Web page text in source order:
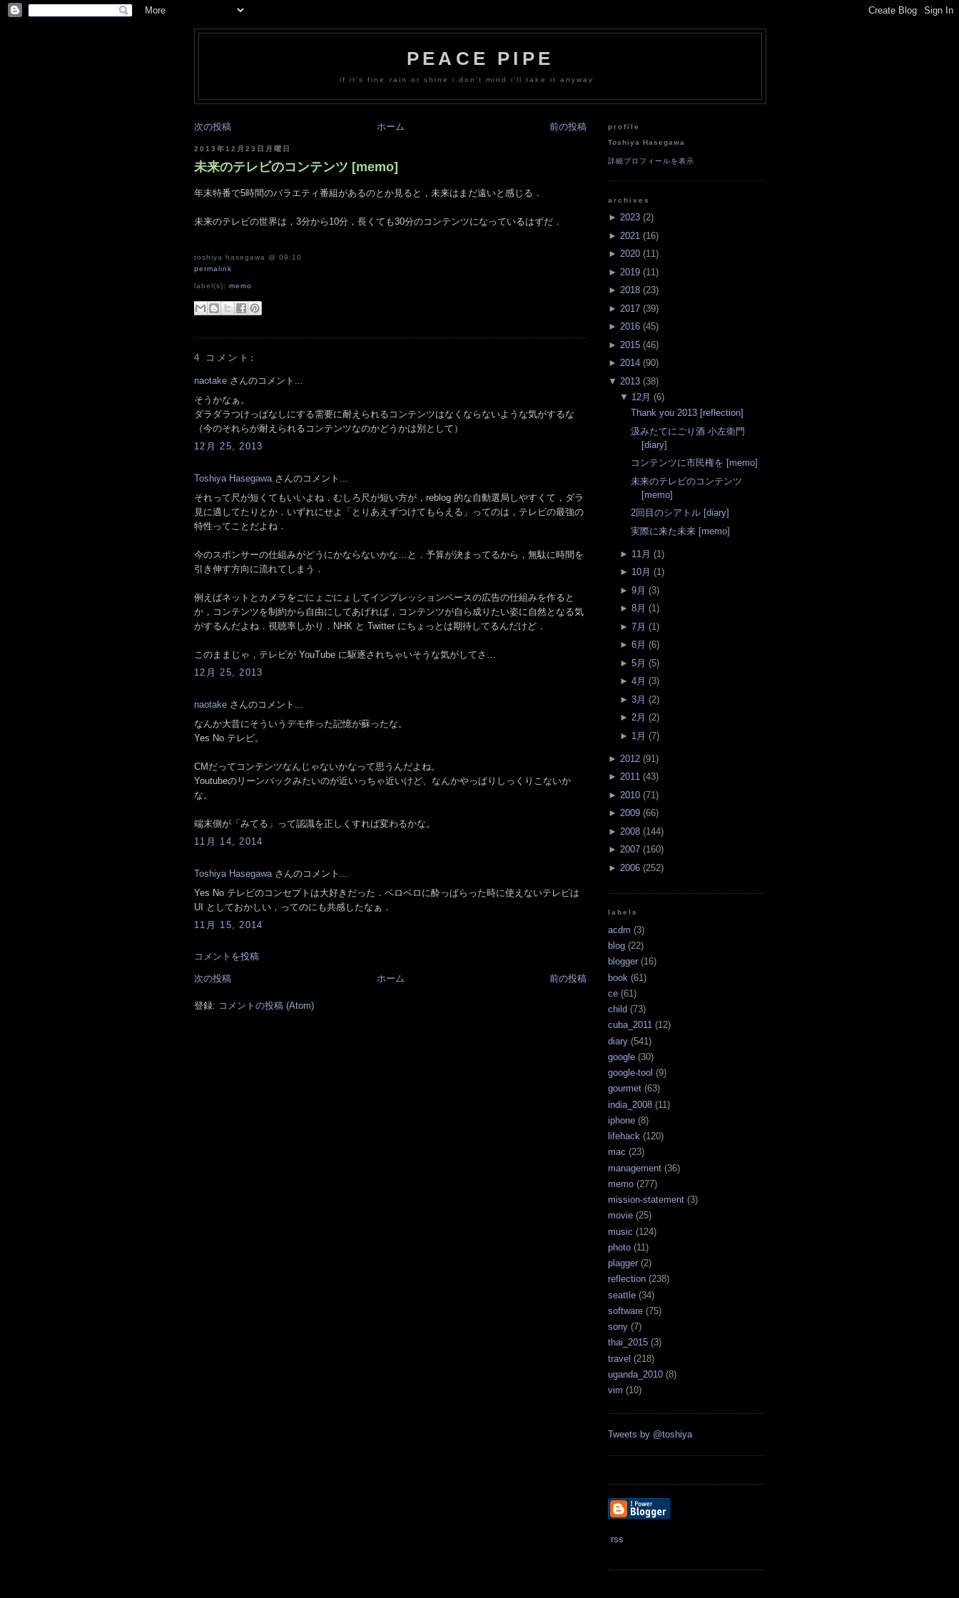
PEACE PIPE
if it's fine rain or shine i don't mind i'll take it anyway
次の投稿 前の投稿
ホーム
2013年12月23日月曜日
未来のテレビのコンテンツ [memo]
年末特番で5時間のバラエティ番組があるのとか見ると，未来はまだ遠いと感じる．
未来のテレビの世界は，3分から10分，長くても30分のコンテンツになっているはずだ．
toshiya hasegawa @ 09:10
permalink
label(s):memo
4 コメント:
naotake さんのコメント...
そうかなぁ。
ダラダラつけっぱなしにする需要に耐えられるコンテンツはなくならないような気がするな
（今のそれらが耐えられるコンテンツなのかどうかは別として）
12月 25, 2013
Toshiya Hasegawaさんのコメント...
それって尺が短くてもいいよね．むしろ尺が短い方が，reblog 的な自動選局しやすくて，ダラ
見に適してたりとか．いずれにせよ「とりあえずつけてもらえる」ってのは，テレビの最強の
特性ってことだよね．
今のスポンサーの仕組みがどうにかならないかな…と．予算が決まってるから，無駄に時間を
引き伸す方向に流れてしまう．
例えばネットとカメラをごにょごにょしてインプレッションベースの広告の仕組みを作ると
か，コンテンツを制約から自由にしてあげれば，コンテンツが自ら成りたい姿に自然となる気
がするんだよね．視聴率しかり．NHK と Twitter にちょっとは期待してるんだけど．
このままじゃ，テレビが YouTube に駆逐されちゃいそうな気がしてさ…
12月 25, 2013
naotake さんのコメント...
なんか大昔にそういうデモ作った記憶が蘇ったな。
Yes No テレビ。
CMだってコンテンツなんじゃないかなって思うんだよね。
Youtubeのリーンバックみたいのが近いっちゃ近いけど、なんかやっぱりしっくりこないか
な。
端末側が「みてる」って認識を正しくすれば変わるかな。
11月 14, 2014
Toshiya Hasegawaさんのコメント...
Yes No テレビのコンセプトは大好きだった．ベロベロに酔っぱらった時に使えないテレビは
UI としておかしい，ってのにも共感したなぁ．
11月 15, 2014
コメントを投稿
次の投稿 前の投稿
ホーム
登録: コメントの投稿 (Atom)
profile
Toshiya Hasegawa
詳細プロフィールを表示
archives
► 2023 (2)
► 2021 (16)
► 2020 (11)
► 2019 (11 )
► 2018 (23)
► 2017 (39)
► 2016 (45)
► 2015 (46)
► 2014 (90)
▼ 2013 (38)
▼ 12月 (6)
Thank you 2013 [reflection]
汲みたてにごり酒 小左衛門
[diary]
コンテンツに市民権を [memo]
未来のテレビのコンテンツ
[memo]
2回目のシアトル [diary]
実際に来た未来 [memo]
► 11月 (1 )
► 10月 (1)
► 9月 (3)
► 8月 (1)
► 7月 (1 )
► 6月 (6)
► 5月 (5)
► 4月 (3)
► 3月 (2)
► 2月 (2)
► 1月 (7)
► 2012 (91 )
► 2011 (43)
► 2010 (71 )
► 2009 (66)
► 2008 (144)
► 2007 (160)
► 2006 (252)
labels
acdm (3)
blog (22)
blogger (16)
book (61)
ce (61)
child (73)
cuba_2011 (12)
diary (541)
google (30)
google-tool (9)
gourmet (63)
india_2008 (11)
iphone (8)
lifehack (120)
mac (23)
management (36)
memo (277)
mission-statement (3)
movie (25)
music (124)
photo (11)
plagger (2)
reflection (238)
seattle (34)
software (75)
sony (7)
thai_2015 (3)
travel (218)
uganda_2010 (8)
vim (10)
Tweets by @toshiya
rss